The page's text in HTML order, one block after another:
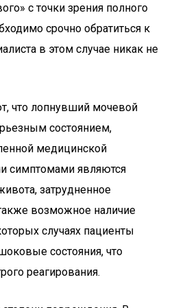
с точки зрения полного
срочно обратиться к
в этом случае никак не
что лопнувший мочевой
состоянием,
медицинской
симптомами являются
затрудненное
возможное наличие
случаях пациенты
состояния, что
реагирования.